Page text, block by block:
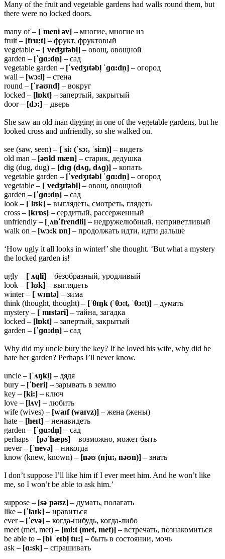
Many of the fruit and vegetable gardens had walls round them, but
there were no locked doors.
many of – [ˈmeni əv] – многие, многие из
fruit – [fru:t] – фрукт, фруктовый
vegetable – [ˈvedʒɪtəbl̩] – овощ, овощной
garden – [ˈɡɑ:dn̩] – сад
vegetable garden – [ˈvedʒɪtəbl̩ ˈɡɑ:dn̩] – огород
wall – [wɔ:l] – стена
round – [ˈraʊnd] – вокруг
locked – [lɒkt] – запертый, закрытый
door – [dɔ:] – дверь
She saw an old man digging in one of the vegetable gardens, but he
looked cross and unfriendly, so she walked on.
see (saw, seen) – [ˈsi: (ˈsɔ:, ˈsi:n)] – видеть
old man – [əʊld mæn] – старик, дедушка
dig (dug, dug) – [dɪɡ (dʌɡ, dʌɡ)] – копать
vegetable garden – [ˈvedʒɪtəbl̩ ˈɡɑ:dn̩] – огород
vegetable – [ˈvedʒɪtəbl̩] – овощ, овощной
garden – [ˈɡɑ:dn̩] – сад
look – [ˈlʊk] – выглядеть, смотреть, глядеть
cross – [krɒs] – сердитый, рассерженный
unfriendly – [ˌʌnˈfrendli] – недружелюбный, неприветливый
walk on – [wɔ:k ɒn] – продолжать идти, идти дальше
‘How ugly it all looks in winter!’ she thought. ‘But what a mystery
the locked garden is!
ugly – [ˈʌɡli] – безобразный, уродливый
look – [ˈlʊk] – выглядеть
winter – [ˈwɪntə] – зима
think (thought, thought) – [ˈθɪŋk (ˈθɔ:t, ˈθɔ:t)] – думать
mystery – [ˈmɪstəri] – тайна, загадка
locked – [lɒkt] – запертый, закрытый
garden – [ˈɡɑ:dn̩] – сад
Why did my uncle bury the key? If he loved his wife, why did he
hate her garden? Perhaps I’ll never know.
uncle – [ˈʌŋkl̩] – дядя
bury – [ˈberi] – зарывать в землю
key – [ki:] – ключ
love – [lʌv] – любить
wife (wives) – [waɪf (waɪvz)] – жена (жены)
hate – [heɪt] – ненавидеть
garden – [ˈɡɑ:dn̩] – сад
perhaps – [pəˈhæps] – возможно, может быть
never – [ˈnevə] – никогда
know (knew, known) – [nəʊ (nju:, nəʊn)] – знать
I don’t suppose I’ll like him if I ever meet him. And he won’t like
me, so I won’t be able to ask him.’
suppose – [səˈpəʊz] – думать, полагать
like – [ˈlaɪk] – нравиться
ever – [ˈevə] – когда-нибудь, когда-либо
meet (met, met) – [mi:t (met, met)] – встречать, познакомиться
be able to – [bi ˈeɪbl̩ tu:] – быть в состоянии, мочь
ask – [ɑ:sk] – спрашивать